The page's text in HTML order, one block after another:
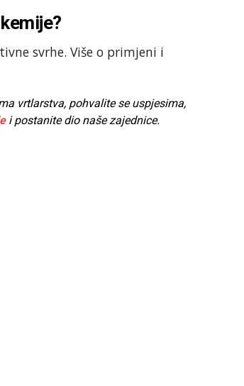
svrhe. Više o primjeni i
vrtlarstva, pohvalite se uspjesima,
i postanite dio naše zajednice.